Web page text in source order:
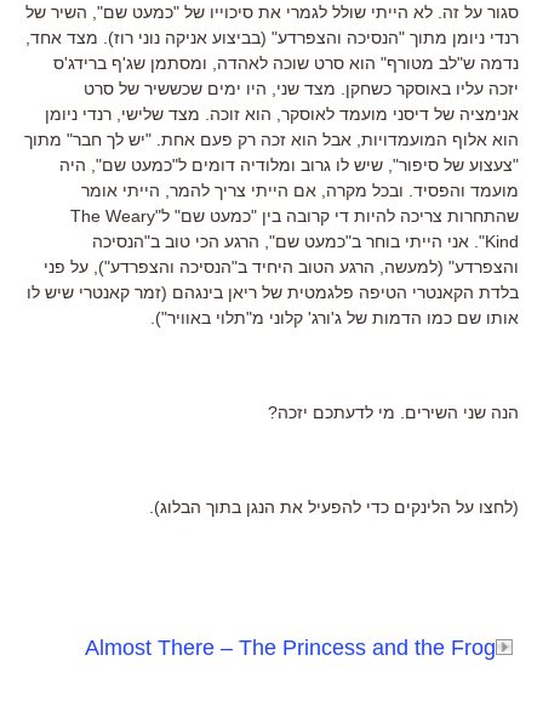
סגור על זה. לא הייתי שולל לגמרי את סיכוייו של "כמעט שם", השיר של
רנדי ניומן מתוך "הנסיכה והצפרדע" (בביצוע אניקה נוני רוז). מצד אחד,
נדמה ש"לב מטורף" הוא סרט שוכה לאהדה, ומסתמן שג'ף ברידג'ס
יזכה עליו באוסקר כשחקן. מצד שני, היו ימים שכששיר של סרט
אנימציה של דיסני מועמד לאוסקר, הוא זוכה. מצד שלישי, רנדי ניומן
הוא אלוף המועמדויות, אבל הוא זכה רק פעם אחת. "יש לך חבר" מתוך
"צעצוע של סיפור", שיש לו גרוב ומלודיה דומים ל"כמעט שם", היה
מועמד והפסיד. ובכל מקרה, אם הייתי צריך להמר, הייתי אומר
שהתחרות צריכה להיות די קרובה בין "כמעט שם" ל"The Weary
Kind". אני הייתי בוחר ב"כמעט שם", הרגע הכי טוב ב"הנסיכה
והצפרדע" (למעשה, הרגע הטוב היחיד ב"הנסיכה והצפרדע"), על פני
בלדת הקאנטרי הטיפה פלגמטית של ריאן בינגהם (זמר קאנטרי שיש לו
אותו שם כמו הדמות של ג'ורג' קלוני מ"תלוי באוויר").
הנה שני השירים. מי לדעתכם יזכה?
(לחצו על הלינקים כדי להפעיל את הנגן בתוך הבלוג).
Almost There – The Princess and the Frog